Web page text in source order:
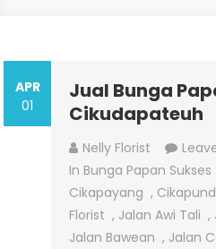
APR
01
Jual Bunga
Cikudapateuh
Nelly Florist
In Bunga Papan Sukses
Cikapayang ,
Florist , Jalan Awi Tali ,
Jalan Bawean , Jalan